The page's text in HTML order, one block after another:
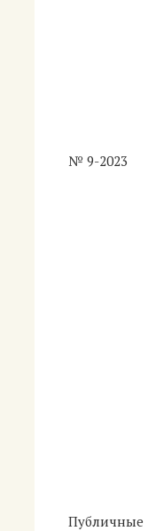
№ 9-2023
Публичные